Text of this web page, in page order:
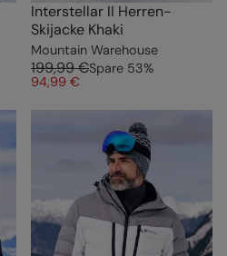
Interstellar II Herren-
Skijacke Khaki
Mountain Warehouse
199,99 €Spare 53%
94,99 €